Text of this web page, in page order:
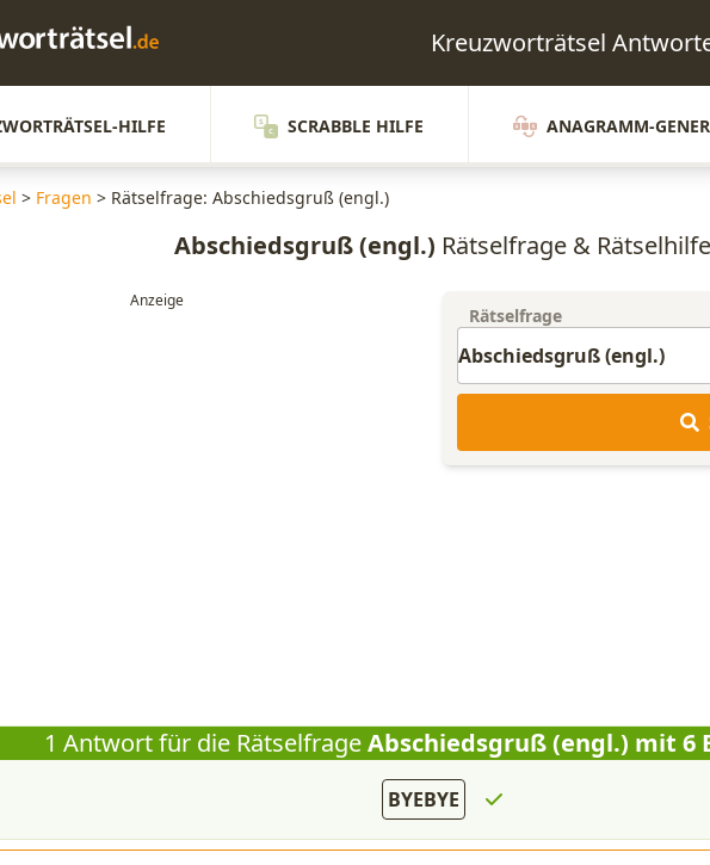
Kreuzworträtsel
HILFE SCRABBLE HILFE ANAGRAMM-
> Fragen > Rätselfrage: Abschiedsgruß (engl.)
Abschiedsgruß (engl.) Rätselfrage & Rätselhilfe
Rätselfrage
1 Antwort für die RätselfrageAbschiedsgruß (engl.) mit 6
BYEBYE